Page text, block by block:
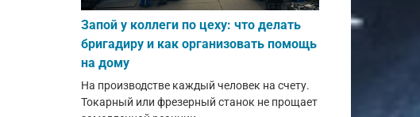
Запой у коллеги по цеху: что делать
бригадиру и как организовать помощь
на дому
На производстве каждый человек на счету.
Токарный или фрезерный станок не прощает